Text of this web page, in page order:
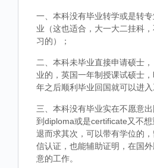
一、本科没有毕业转学或是转
业（这也适合，大一大二挂科
习的）；
二、本科未毕业直接申请硕士
业的，英国一年制授课试硕士
年之后顺利毕业回国就可以进入
三、本科没有毕业实在不愿意
到diploma或是certificate又不
退而求其次，可以带有学位的
信认证，也能辅助证明，在国
意的工作。